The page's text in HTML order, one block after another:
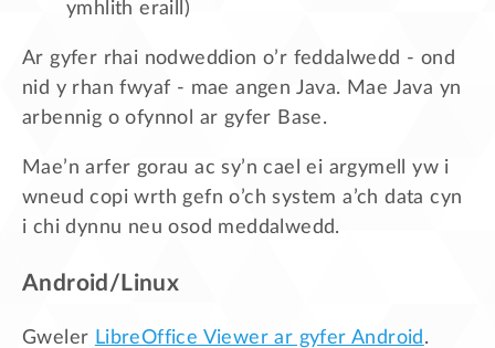
ymhlith eraill)
Ar gyfer rhai nodweddion o’r feddalwedd - ond
nid y rhan fwyaf - mae angen Java. Mae Java yn
arbennig o ofynnol ar gyfer Base.
Mae’n arfer gorau ac sy’n cael ei argymell yw i
wneud copi wrth gefn o’ch system a’ch data cyn
i chi dynnu neu osod meddalwedd.
Android/Linux
Gweler LibreOffice Viewer ar gyfer Android .